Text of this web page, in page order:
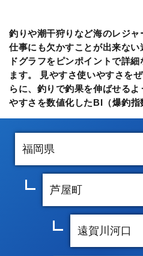
釣りや潮干狩りなど海のレジ
仕事にも欠かすことが出来な
ドグラフをピンポイントで詳
ます。 見やすさ使いやすさを
らに、釣りで釣果を伸ばせる
やすさを数値化したBI（爆釣指